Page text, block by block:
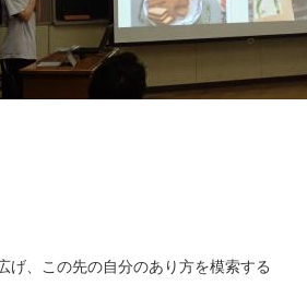
、この先の自分のあり方を模索する